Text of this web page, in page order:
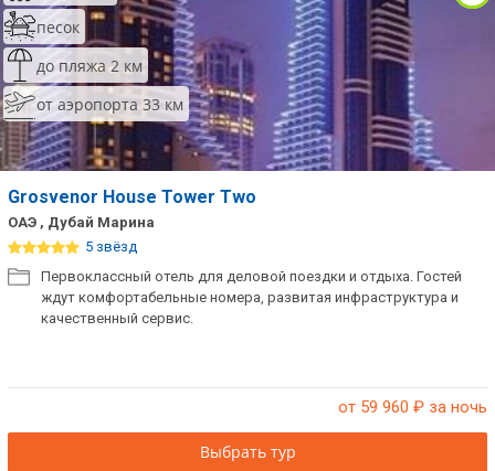
песок
до пляжа 2 км
от аэропорта 33 км
Grosvenor House Tower Two
ОАЭ , Дубай Марина
5 звёзд
Первоклассный отель для деловой поездки и отдыха. Гостей
ждут комфортабельные номера, развитая инфраструктура и
качественный сервис.
от 59 960 ₽ за ночь
Выбрать тур